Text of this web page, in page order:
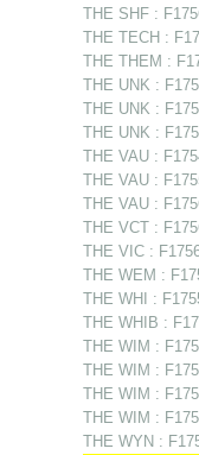
THE SHF :
THE TECH :
THE THEM :
THE UNK :
THE UNK :
THE UNK :
THE VAU :
THE VAU :
THE VAU :
THE VCT :
THE VIC :
THE WEM :
THE WHI :
THE WHIB :
THE WIM :
THE WIM :
THE WIM :
THE WIM :
THE WYN :